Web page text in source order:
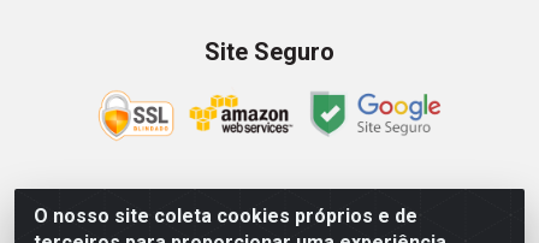
O nosso site coleta cookies próprios e de
Site Seguro
Zein Importação e Comércio LTDA - Av. Senador Queiróz, 274